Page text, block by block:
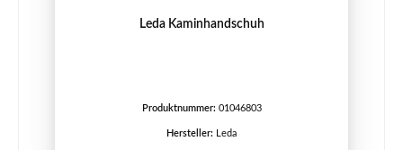
Leda Kaminhandschuh
Produktnummer: 01046803
Hersteller: Leda